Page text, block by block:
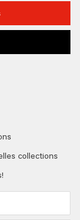
collections